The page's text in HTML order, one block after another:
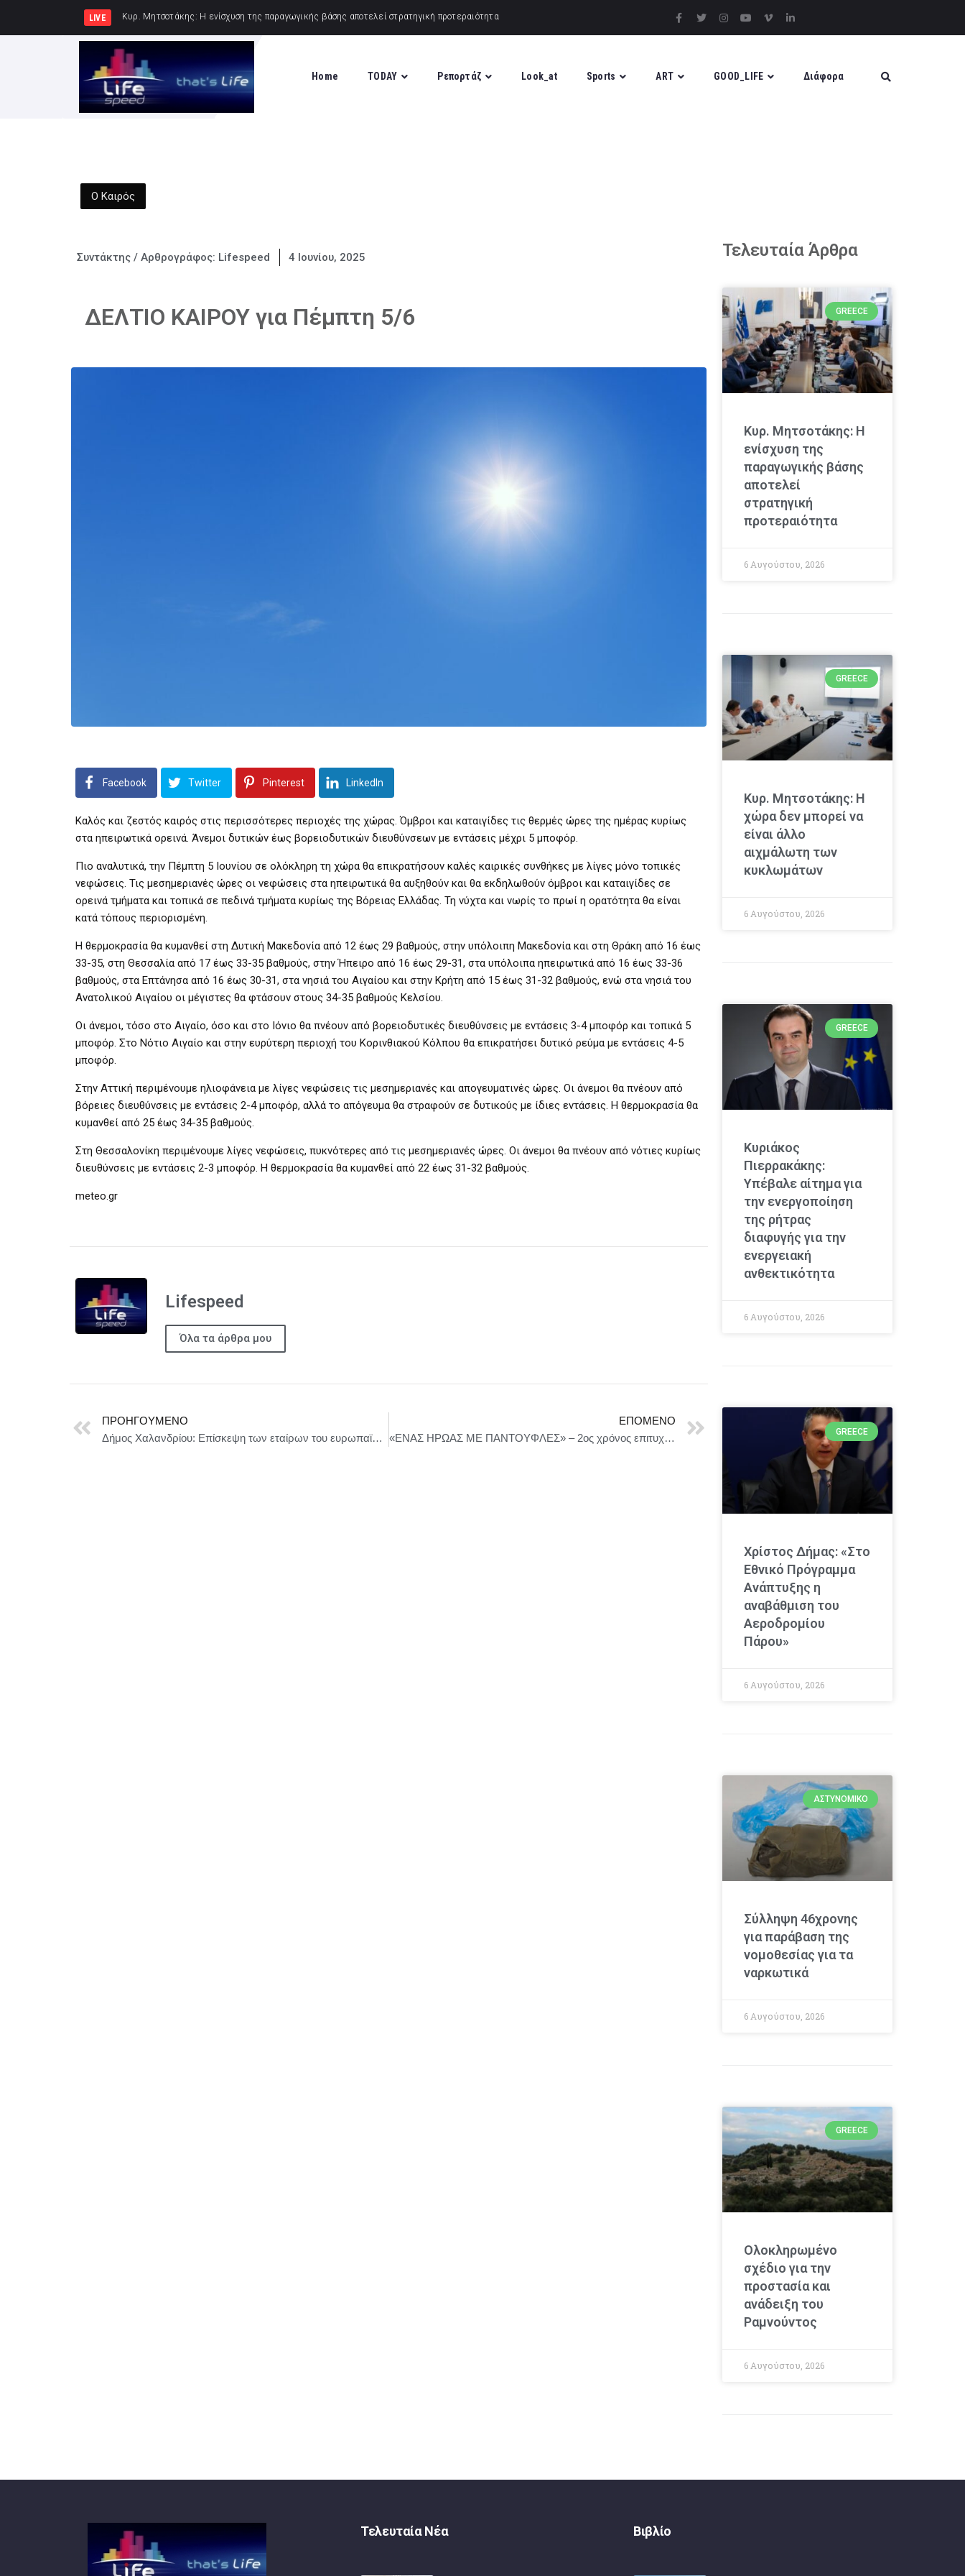
LIVE Κυρ. Μητσοτάκη
Home TODAY Ρεπορτάζ Look_at Sports ART GOOD_LIFE Διάφορα
Ο Καιρός
Συντάκτης / Αρθρογράφος: Lifespeed 4 Ιουνίου, 2025
ΔΕΛΤΙΟ ΚΑΙΡΟΥ για Πέμπτη 5/6
Facebook Twitter Pinterest LinkedIn
Καλός και ζεστός καιρός στις περισσότερες περιοχές της χώρας. Όμβροι και καταιγίδες τις θερμές ώρες της ημέρας κυρίως
στα ηπειρωτικά ορεινά. Άνεμοι δυτικών έως βορειοδυτικών διευθύνσεων με εντάσεις μέχρι 5 μποφόρ.
Πιο αναλυτικά, την Πέμπτη 5 Ιουνίου σε ολόκληρη τη χώρα θα επικρατήσουν καλές καιρικές συνθήκες με λίγες μόνο τοπικές
νεφώσεις. Τις μεσημεριανές ώρες οι νεφώσεις στα ηπειρωτικά θα αυξηθούν και θα εκδηλωθούν όμβροι και καταιγίδες σε
ορεινά τμήματα και τοπικά σε πεδινά τμήματα κυρίως της Βόρειας Ελλάδας. Τη νύχτα και νωρίς το πρωί η ορατότητα θα είναι
κατά τόπους περιορισμένη.
Η θερμοκρασία θα κυμανθεί στη Δυτική Μακεδονία από 12 έως 29 βαθμούς, στην υπόλοιπη Μακεδονία και στη Θράκη από 16 έως
33-35, στη Θεσσαλία από 17 έως 33-35 βαθμούς, στην Ήπειρο από 16 έως 29-31, στα υπόλοιπα ηπειρωτικά από 16 έως 33-36
βαθμούς, στα Επτάνησα από 16 έως 30-31, στα νησιά του Αιγαίου και στην Κρήτη από 15 έως 31-32 βαθμούς, ενώ στα νησιά του
Ανατολικού Αιγαίου οι μέγιστες θα φτάσουν στους 34-35 βαθμούς Κελσίου.
Οι άνεμοι, τόσο στο Αιγαίο, όσο και στο Ιόνιο θα πνέουν από βορειοδυτικές διευθύνσεις με εντάσεις 3-4 μποφόρ και τοπικά 5
μποφόρ. Στο Νότιο Αιγαίο και στην ευρύτερη περιοχή του Κορινθιακού Κόλπου θα επικρατήσει δυτικό ρεύμα με εντάσεις 4-5
μποφόρ.
Στην Αττική περιμένουμε ηλιοφάνεια με λίγες νεφώσεις τις μεσημεριανές και απογευματινές ώρες. Οι άνεμοι θα πνέουν από
βόρειες διευθύνσεις με εντάσεις 2-4 μποφόρ, αλλά το απόγευμα θα στραφούν σε δυτικούς με ίδιες εντάσεις. Η θερμοκρασία θα
κυμανθεί από 25 έως 34-35 βαθμούς.
Στη Θεσσαλονίκη περιμένουμε λίγες νεφώσεις, πυκνότερες από τις μεσημεριανές ώρες. Οι άνεμοι θα πνέουν από νότιες κυρίως
διευθύνσεις με εντάσεις 2-3 μποφόρ. Η θερμοκρασία θα κυμανθεί από 22 έως 31-32 βαθμούς.
meteo.gr
Lifespeed
Όλα τα άρθρα μου
ΠΡΟΗΓΟΎΜΕΝΟ
Δήμος Χαλανδρίου: Επίσκεψη των εταίρων του ευρωπαϊκού προγράμματος Horizon ToNoWaste στο Κοινωνικό Παντοπωλείο – Συσσίτιο
ΕΠΌΜΕΝΟ
«ENAΣ HPΩAΣ ME ΠANTOYΦΛEΣ» – ​2ος χρόνος επιτυχίας ||| Ο Γιάννης Μπέζος σκηνοθετεί τον Λάκη Λαζόπουλο, στη θρυλική ελληνική κωμωδία
Τελευταία Άρθρα
GREECE
Κυρ. Μητσοτάκης: Η
ενίσχυση της
παραγωγικής βάσης
αποτελεί
στρατηγική
προτεραιότητα
6 Αυγούστου, 2026
GREECE
Κυρ. Μητσοτάκης: Η
χώρα δεν μπορεί να
είναι άλλο
αιχμάλωτη των
κυκλωμάτων
6 Αυγούστου, 2026
GREECE
Κυριάκος
Πιερρακάκης:
Υπέβαλε αίτημα για
την ενεργοποίηση
της ρήτρας
διαφυγής για την
ενεργειακή
ανθεκτικότητα
6 Αυγούστου, 2026
GREECE
Χρίστος Δήμας: «Στο
Εθνικό Πρόγραμμα
Ανάπτυξης η
αναβάθμιση του
Αεροδρομίου
Πάρου»
6 Αυγούστου, 2026
ΑΣΤΥΝΟΜΙΚΌ
Σύλληψη 46χρονης
για παράβαση της
νομοθεσίας για τα
ναρκωτικά
6 Αυγούστου, 2026
GREECE
Ολοκληρωμένο
σχέδιο για την
προστασία και
ανάδειξη του
Ραμνούντος
6 Αυγούστου, 2026
Τελευταία Νέα Βιβλίο